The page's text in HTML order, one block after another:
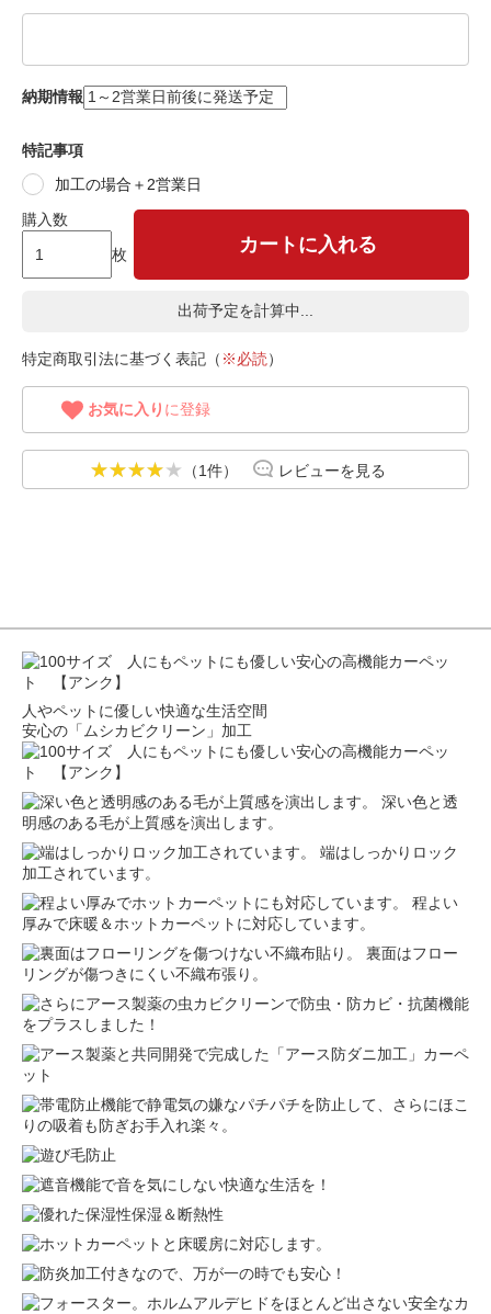
納期情報
特記事項
加工の場合＋2営業日
購入数
枚
カートに入れる
出荷予定を計算中...
特定商取引法に基づく表記（ ※必読）
お気に入り に登録
（1件） レビューを見る
人やペットに優しい快適な生活空間
安心の「ムシカビクリーン」加工
深い色と透
明感のある毛が上質感を演出します。
端はしっかりロック
加工されています。
程よい
厚みで床暖＆ホットカーペットに対応しています。
裏面はフロー
リングが傷つきにくい不織布張り。